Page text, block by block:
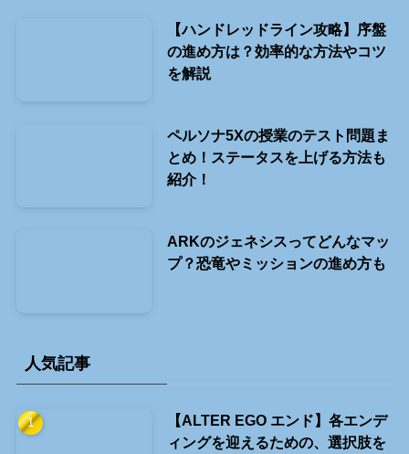
【ハンドレッドライン攻略】序盤
の進め方は？効率的な方法やコツ
を解説
ペルソナ5Xの授業のテスト問題ま
とめ！ステータスを上げる方法も
紹介！
ARKのジェネシスってどんなマッ
プ？恐竜やミッションの進め方も
人気記事
【ALTER EGO エンド】各エンデ
ィングを迎えるための、選択肢を